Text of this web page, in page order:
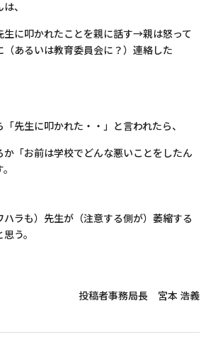
、
に叩かれたことを親に話す→親は怒って
（あるいは教育委員会に？）連絡した
先生に叩かれた・・」と言われたら、
「お前は学校でどんな悪いことをしたん
ラも）先生が（注意する側が）萎縮する
う。
投稿者事務局長 宮本 浩義